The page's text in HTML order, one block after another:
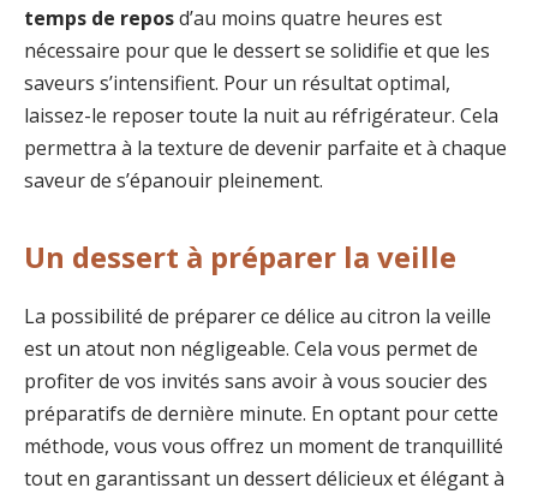
temps de reposd’au moins quatre heures est
nécessaire pour que le dessert se solidifie et que les
saveurs s’intensifient. Pour un résultat optimal,
laissez-le reposer toute la nuit au réfrigérateur. Cela
permettra à la texture de devenir parfaite et à chaque
saveur de s’épanouir pleinement.
Un dessert à préparer la veille
La possibilité de préparer ce délice au citron la veille
est un atout non négligeable. Cela vous permet de
profiter de vos invités sans avoir à vous soucier des
préparatifs de dernière minute. En optant pour cette
méthode, vous vous offrez un moment de tranquillité
tout en garantissant un dessert délicieux et élégant à